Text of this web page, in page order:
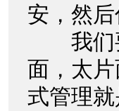
安，然
我们要
面，太
式管理